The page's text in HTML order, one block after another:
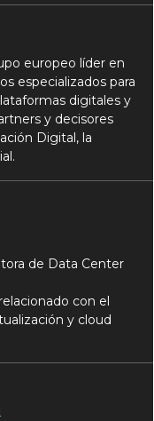
europeo líder en
especializados para
digitales y
y decisores
Digital, la
de Data Center
con el
y cloud